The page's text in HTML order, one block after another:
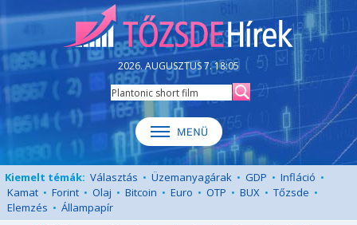
2026. AUGUSZTUS 7. 18:05
Kiemelt témák: Választás • Üzemanyagárak • GDP • Infláció •
Kamat • Forint • Olaj • Bitcoin • Euro • OTP • BUX • Tőzsde •
Elemzés • Állampapír